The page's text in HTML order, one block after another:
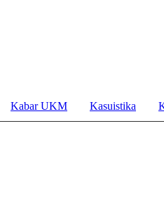
Kabar UKM Kasuistika